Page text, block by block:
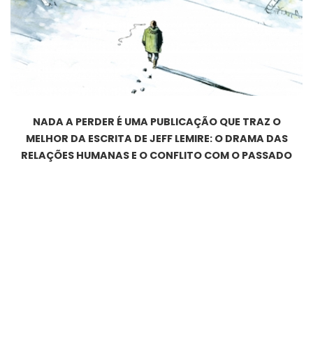
NADA A PERDER É UMA PUBLICAÇÃO QUE TRAZ O
MELHOR DA ESCRITA DE JEFF LEMIRE: O DRAMA DAS
RELAÇÕES HUMANAS E O CONFLITO COM O PASSADO